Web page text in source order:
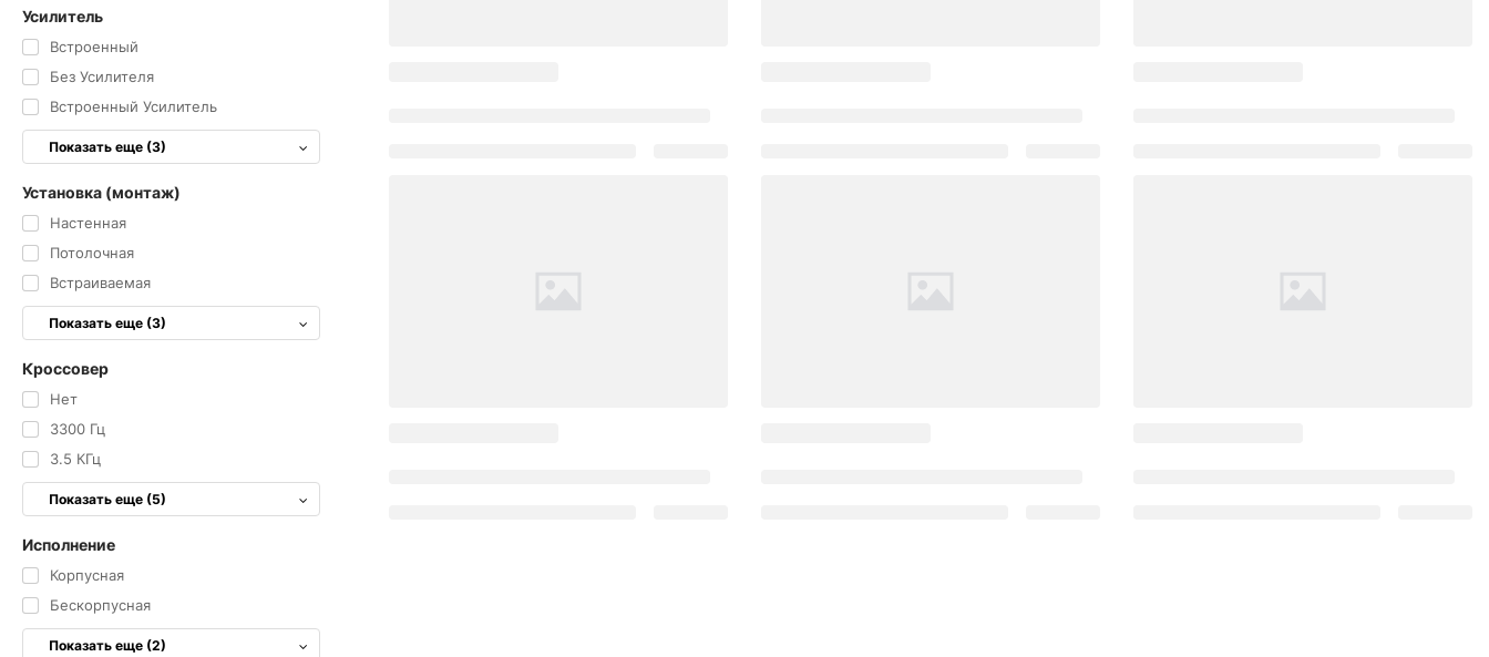
Усилитель
Встроенный
Без Усилителя
Встроенный Усилитель
Показать еще (3)
Установка (монтаж)
Настенная
Потолочная
Встраиваемая
Показать еще (3)
Кроссовер
Нет
3300 Гц
3.5 КГц
Показать еще (5)
Исполнение
Корпусная
Бескорпусная
Показать еще (2)